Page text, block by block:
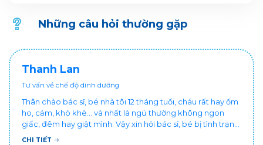
Những câu hỏi thường gặp
Thanh Lan
Tư vấn về chế độ dinh dưỡng
Thân chào bác sĩ, bé nhà tôi 12 tháng tuổi, cháu rất hay ốm
ho, cảm, khò khè... và nhất là ngủ thường không ngon
giấc, đêm hay giật mình. Vậy xin hỏi bác sĩ, bé bị tình trạng
vậy nên làm sao để con khỏe mạnh và ngủ ngon giấc hơn
CHI TIẾT